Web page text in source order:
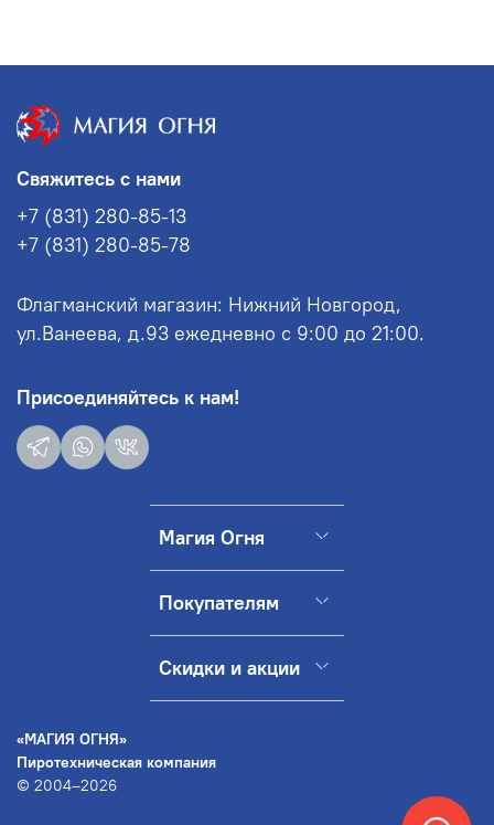
Магия Огня
Покупателям
Скидки и акции
Свяжитесь с нами
+7 (831) 280-85-13
+7 (831) 280-85-78
Флагманский магазин: Нижний Новгород,
ул.Ванеева, д.93 ежедневно с 9:00 до 21:00.
Присоединяйтесь к нам!
«МАГИЯ ОГНЯ»
Пиротехническая компания
© 2004–2026